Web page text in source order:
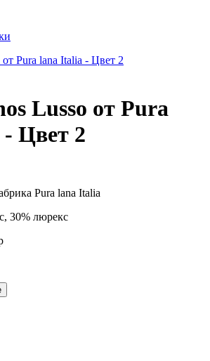
Lusso от Pura
Цвет 2
Pura lana Italia
30% люрекс